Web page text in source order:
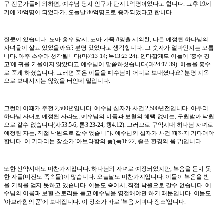
구 전문가들에 의하면, 예수님 당시 인구가 단지 1억명이었다고 합니다. 그후 19세
기에 20억명이 되었다가, 오늘날 80억명으로 증가되었다고 합니다.
질문이 있습니다. 노아 홍수 당시, 노아 가족 8명을 제외한, 다른 예정된 하나님의
자녀들이 살고 있었을까요? 분명 있었다고 생각합니다. 그 숫자가 얼마인지는 모릅
니다. 아주 소수라 생각됩니다(마7:13-14; 눅13:23-24). 안타깝게도 이들이 '홍수 경
고'에 귀를 기울이지 않았다고 예수님이 말씀하셨습니다(마24:37-39). 이들을 홍수
로 죽게 하셨습니다. 그러면 죽은 이들을 예수님이 어디로 보내셨나요? 분명 지옥
으로 보내시지는 않았을 터인데 말입니다.
그런데 이때가 주전 2,500년입니다. 예수님 십자가 사건 2,500년전입니다. 아무리
하나님 자녀로 예정된 자라도, 예수님의 이름과 보혈의 혜택 없이는, 구원받아 낙원
으로 갈수 없습니다(사53:5-6; 롬3:23-24; 행4:12). 그러므로 구약시대 하나님 자녀로
예정된 자는, 직접 낙원으로 갈수 없습니다. 예수님의 십자가 사건 때까지 기다려야
합니다. 이 기다리는 장소가 '아브라함의 품'(눅16:22, 좋은 환경의 음부)입니다.
또한 신약시대도 마찬가지입니다. 하나님의 자녀로 예정되었지만, 복음을 듣지 못
한 자들(미전도 족속들)이 많습니다. 오늘날도 마찬가지입니다. 이들이 복음을 받
을 기회를 얻지 못하고 있습니다. 이들도 죽어서, 직접 낙원으로 갈수 없습니다. 예
수님의 이름과 보혈 스토리를 듣고 예수님을 영접해야만 하기 때문입니다. 이들도
'아브라함의 품'에 보내집니다. 이 장소가 바로 '복음 세미나 장소'입니다.